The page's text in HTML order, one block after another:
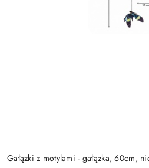
Gałązki z motylami - gałązka, 60cm,